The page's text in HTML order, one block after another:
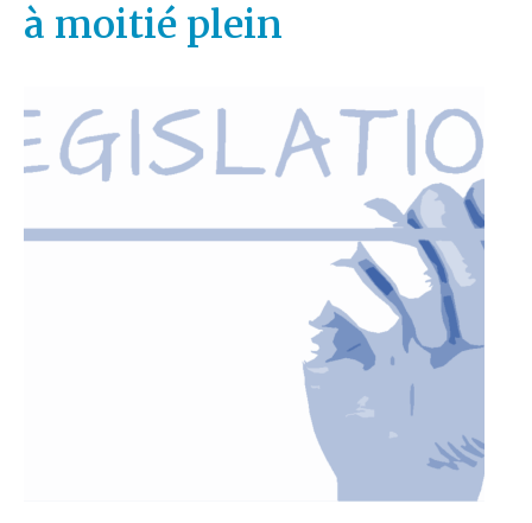
à moitié plein